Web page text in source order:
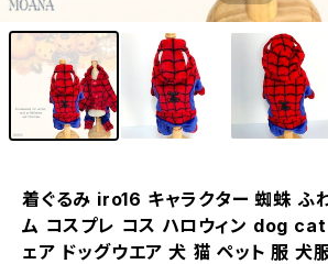
着ぐるみ iro16 キャラクター 蜘蛛 ふ
ム コスプレ コス ハロウィン dog cat
ェア ドッグウエア 犬 猫 ペット 服 犬